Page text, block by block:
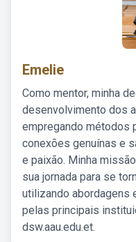
Emelie
Como mentor, minha
desenvolvimento dos
empregando métodos
conexões genuínas e
e paixão. Minha
sua jornada para se
utilizando abordagens
pelas principais
dsw.aau.edu.et.